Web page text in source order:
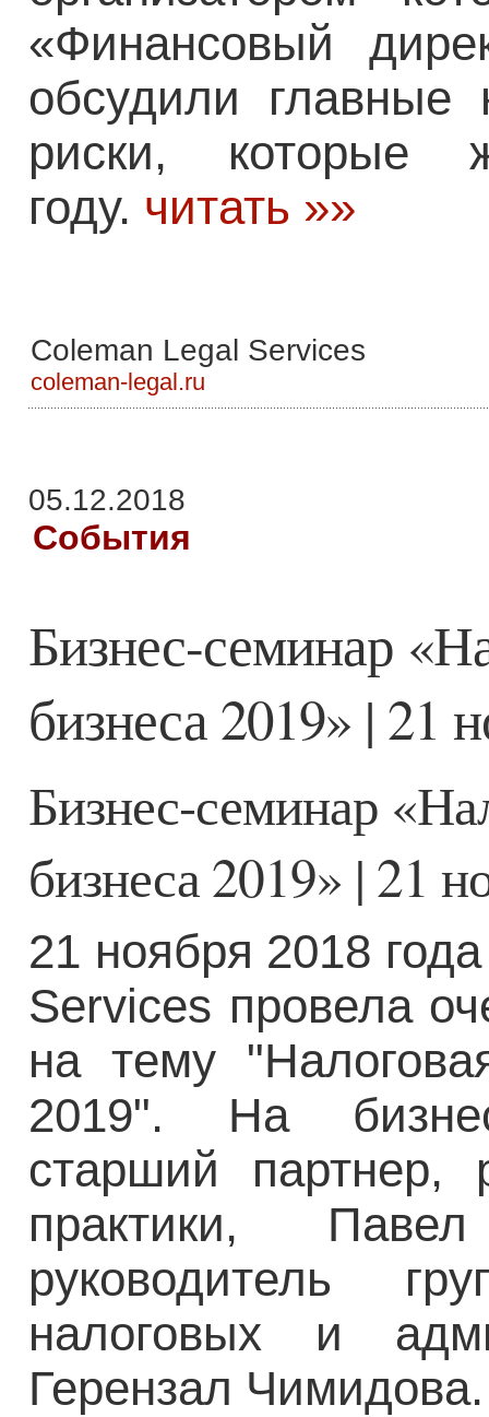
«Финансовый
обсудили главные
риски, которые
году. читать »»
Coleman Legal Services
coleman-legal.ru
05.12.2018
События
Бизнес-семинар
бизнеса 2019» | 21
Бизнес-семинар
бизнеса 2019» | 21
21 ноября 2018
Services провела
на тему
2019". На
старший партнер,
практики,
руководитель
налоговых и
Герензал